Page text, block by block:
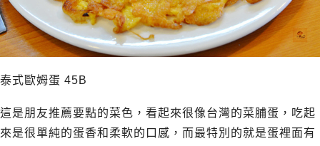
泰式歐姆蛋 45B
這是朋友推薦要點的菜色，看起來很像台灣的菜脯蛋，吃起
來是很單純的蛋香和柔軟的口感，而最特別的就是蛋裡面有